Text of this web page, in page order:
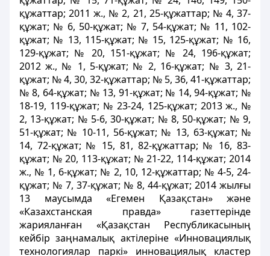
құжаттар; 2011 ж., № 2, 21, 25-құжаттар; № 4, 37-
құжат; № 6, 50-құжат; № 7, 54-құжат; № 11, 102-
құжат; № 13, 115-құжат; № 15, 125-құжат; № 16,
129-құжат; № 20, 151-құжат; № 24, 196-құжат;
2012 ж., № 1, 5-құжат; № 2, 16-құжат; № 3, 21-
құжат; № 4, 30, 32-құжаттар; № 5, 36, 41-құжаттар;
№ 8, 64-құжат; № 13, 91-құжат; № 14, 94-құжат; №
18-19, 119-құжат; № 23-24, 125-құжат; 2013 ж., №
2, 13-құжат; № 5-6, 30-құжат; № 8, 50-құжат; № 9,
51-құжат; № 10-11, 56-құжат; № 13, 63-құжат; №
14, 72-құжат; № 15, 81, 82-құжаттар; № 16, 83-
құжат; № 20, 113-құжат; № 21-22, 114-құжат; 2014
ж., № 1, 6-құжат; № 2, 10, 12-құжаттар; № 4-5, 24-
құжат; № 7, 37-құжат; № 8, 44-құжат; 2014 жылғы
13 маусымда «Егемен Қазақстан» және
«Казахстанская правда» газеттерінде
жарияланған «Қазақстан Республикасының
кейбір заңнамалық актілеріне «Инновациялық
технологиялар паркі» инновациялық кластер